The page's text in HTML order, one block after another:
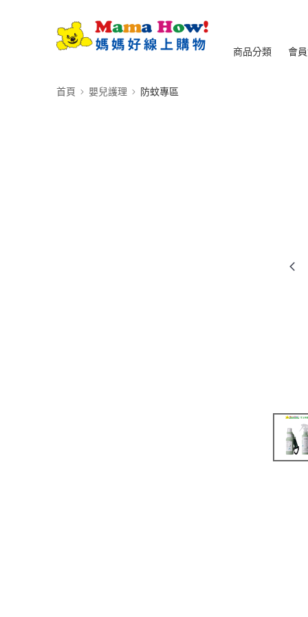
商品分類 會
首頁 嬰兒護理 防蚊專區